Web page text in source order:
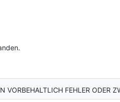
VORBEHALTLICH FEHLER ODER